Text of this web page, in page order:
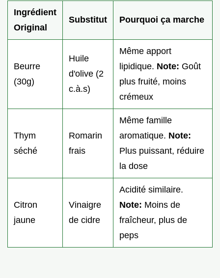
Ingrédient
Original
Substitut Pourquoi ça marche
Beurre
(30g)
Huile
d'olive (2
c.à.s)
Même apport
lipidique. Note: Goût
plus fruité, moins
crémeux
Thym
séché
Romarin
frais
Même famille
aromatique. Note:
Plus puissant, réduire
la dose
Citron
jaune
Vinaigre
de cidre
Acidité similaire.
Note: Moins de
fraîcheur, plus de
peps